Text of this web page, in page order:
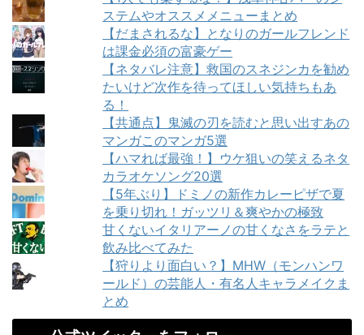
ステムやオススメメニューまとめ
【だまされるな】となりのガールフレンド
は課金必須の富豪ゲー
【ネタバレ注意】救国のスネジンカを勧め
たいけど次作を待ってほしい気持ちもあ
る！
【共通点】鬼滅の刃を読むと思い出すあの
マンガこのマンガ5選
【ハマれば最強！】ウケ狙いの笑えるネタ
カラオケソング20選
【5年ぶり】ドミノの新作カレーピザで夏
を乗り切れ！ガッツリ＆爽やかの極致
甘くないイタリアーノの甘くなさをラテと
飲み比べてみた
【狩りより面白い？】MHW（モンハンワ
ールド）の芸能人・有名人キャラメイクま
とめ